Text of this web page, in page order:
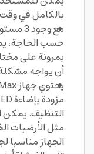
بالكامل في
مع
حسب الحاجة،
بمرونة على
أن يواجه
التنظيف. يمكن
مثل الأرضيات
الجهاز مناسبا